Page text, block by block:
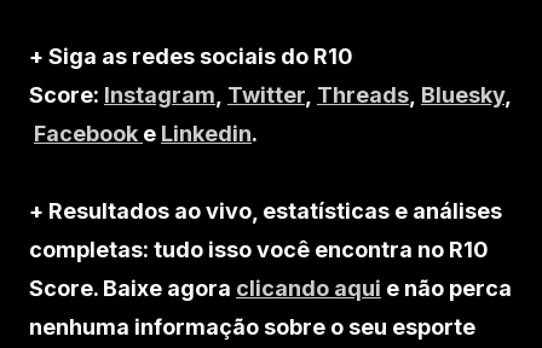
+ Siga as redes sociais do R10
Score: Instagram Twitter Threads Bluesky,
Facebook e Linkedin.
+ Resultados ao vivo, estatísticas e análises
completas: tudo isso você encontra no R10
Score. Baixe agora clicando aqui e não perca
nenhuma informação sobre o seu esporte